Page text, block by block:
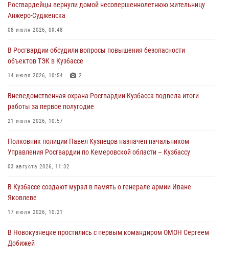
05 августа 2026, 09:30
Росгвардейцы задержали участника драки, причинившего побои
05 августа 2026, 08:50
Росгвардейцы пресекли нарушение общественного порядка на
Росгвардейцы в Юрге пресекли попытку проникновения на
Росгвардейцы вернули домой несовершеннолетнюю жительницу
Анжеро-Судженска
08 июля 2026, 09:48
В Росгвардии обсудили вопросы повышения безопасности
объектов ТЭК в Кузбассе
14 июля 2026, 10:54 2
Вневедомственная охрана Росгвардии Кузбасса подвела итоги
работы за первое полугодие
21 июля 2026, 10:57
Полковник полиции Павел Кузнецов назначен начальником
Управления Росгвардии по Кемеровской области – Кузбассу
03 августа 2026, 11:32
В Кузбассе создают мурал в память о генерале армии Иване
Яковлеве
17 июля 2026, 10:21
В Новокузнецке простились с первым командиром ОМОН Сергеем
Добижей